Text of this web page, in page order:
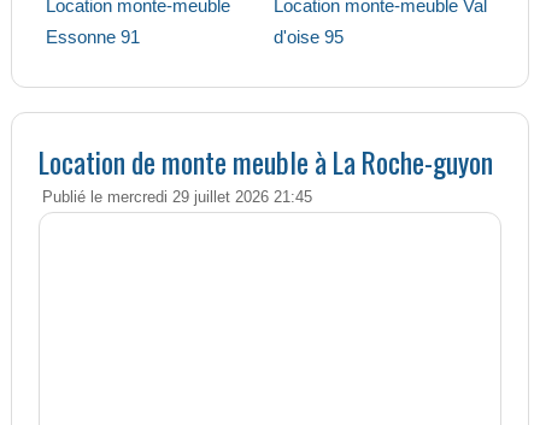
Location monte-meuble
Essonne 91
Location monte-meuble Val
d'oise 95
Location de monte meuble à La Roche-guyon
Publié le mercredi 29 juillet 2026 21:45